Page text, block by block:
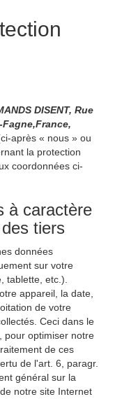
DISENT, Rue
après « nous » ou
la protection
coordonnées ci-
à caractère
tiers
données
sur votre
tablette, etc.).
appareil, la date,
de votre
Ceci dans le
pour optimiser notre
de ces
de l'art. 6, paragr.
général sur la
notre site Internet